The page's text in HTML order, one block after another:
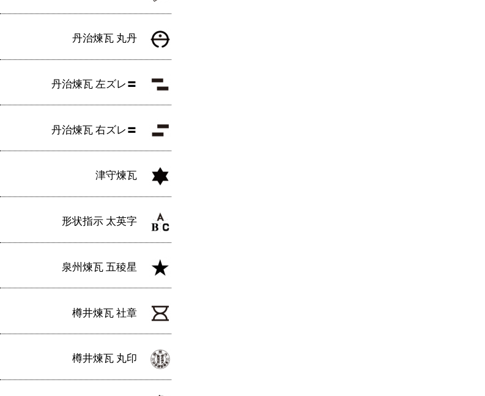
丹治煉瓦 丸丹
丹治煉瓦 左ズレ〓
丹治煉瓦 右ズレ〓
津守煉瓦
形状指示 太英字
泉州煉瓦 五稜星
樽井煉瓦 社章
樽井煉瓦 丸印